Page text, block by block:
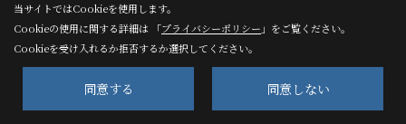
戸建
マンション
当サイトではCookieを使用します。
Cookieの使用に関する詳細は 「プライバシーポリシー 」をご覧ください。
Cookieを受け入れるか拒否するか選択してください。
同意する 同意しない